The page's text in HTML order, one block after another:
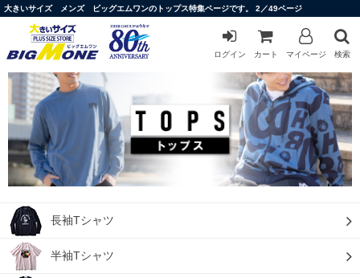
大きいサイズ メンズ ビッグエムワンのトップス特集ページです。 2／49ページ
ログイン カート マイページ 検索
長袖Tシャツ
半袖Tシャツ